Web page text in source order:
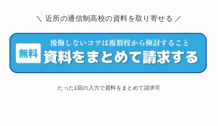
＼ 近所の通信制高校の資料を取り寄せる ／
たった1回の入力で資料をまとめて請求可